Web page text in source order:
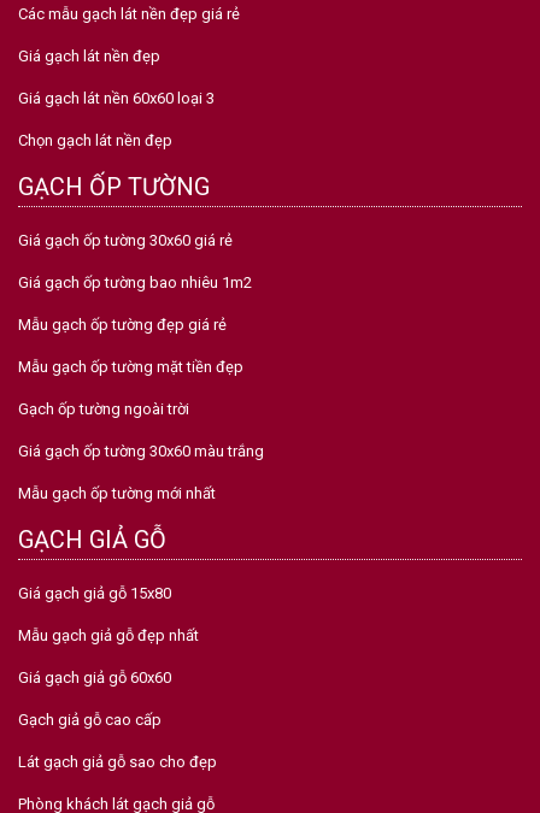
Các mẫu gạch lát nền đẹp giá rẻ
Giá gạch lát nền đẹp
Giá gạch lát nền 60x60 loại 3
Chọn gạch lát nền đẹp
GẠCH ỐP TƯỜNG
Giá gạch ốp tường 30x60 giá rẻ
Giá gạch ốp tường bao nhiêu 1m2
Mẫu gạch ốp tường đẹp giá rẻ
Mẫu gạch ốp tường mặt tiền đẹp
Gạch ốp tường ngoài trời
Giá gạch ốp tường 30x60 màu trắng
Mẫu gạch ốp tường mới nhất
GẠCH GIẢ GỖ
Giá gạch giả gỗ 15x80
Mẫu gạch giả gỗ đẹp nhất
Giá gạch giả gỗ 60x60
Gạch giả gỗ cao cấp
Lát gạch giả gỗ sao cho đẹp
Phòng khách lát gạch giả gỗ